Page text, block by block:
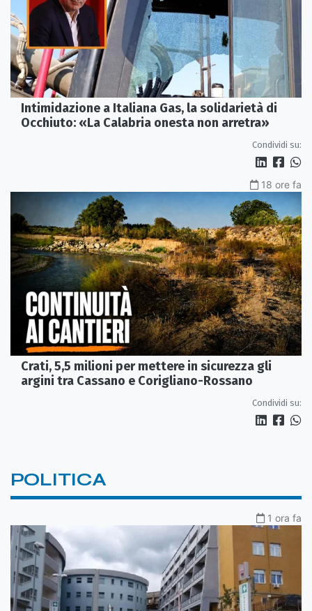
Intimidazione a Italiana Gas, la solidarietà di
Occhiuto: «La Calabria onesta non arretra»
Condividi su:
18 ore fa
Crati, 5,5 milioni per mettere in sicurezza gli
argini tra Cassano e Corigliano-Rossano
Condividi su:
POLITICA
1 ora fa